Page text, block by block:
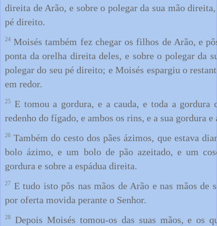
direita de Arão, e sobre o polegar da sua mão
pé direito.
24 Moisés também fez chegar os filhos de Arão, e
ponta da orelha direita deles, e sobre o polegar da
polegar do seu pé direito; e Moisés espargiu o
em redor.
25 E tomou a gordura, e a cauda, e toda a gordura
redenho do fígado, e ambos os rins, e a sua gordura e
26 Também do cesto dos pães ázimos, que estava
bolo ázimo, e um bolo de pão azeitado, e um
gordura e sobre a espádua direita.
27 E tudo isto pôs nas mãos de Arão e nas mãos de
por oferta movida perante o Senhor.
28
Depois Moisés tomou-os das suas mãos, e os